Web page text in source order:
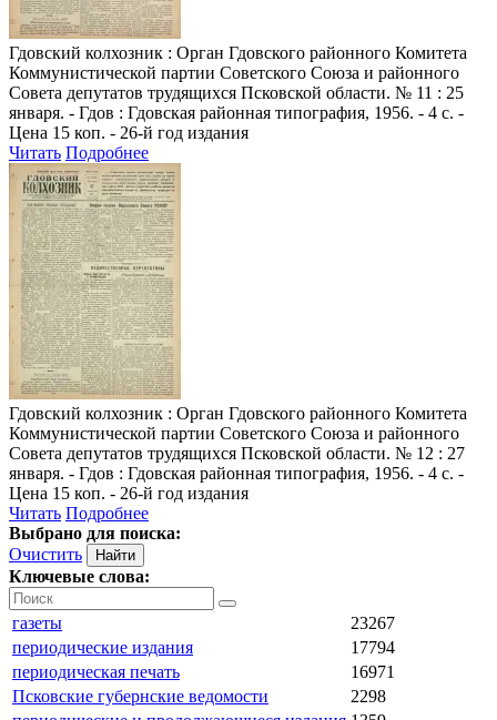
Гдовский колхозник : Орган Гдовского районного Комитета
Коммунистической партии Советского Союза и районного
Совета депутатов трудящихся Псковской области. № 11 : 25
января. - Гдов : Гдовская районная типография, 1956. - 4 с. -
Цена 15 коп. - 26-й год издания
Читать Подробнее
Гдовский колхозник : Орган Гдовского районного Комитета
Коммунистической партии Советского Союза и районного
Совета депутатов трудящихся Псковской области. № 12 : 27
января. - Гдов : Гдовская районная типография, 1956. - 4 с. -
Цена 15 коп. - 26-й год издания
Читать Подробнее
Выбрано для поиска:
Очистить
Ключевые слова:
газеты
23267
периодические издания
17794
периодическая печать
16971
Псковские губернские ведомости
2298